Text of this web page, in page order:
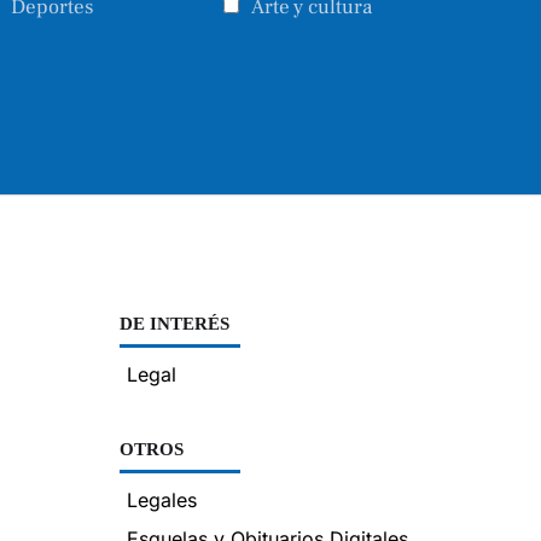
Deportes
Arte y cultura
DE INTERÉS
Legal
OTROS
Legales